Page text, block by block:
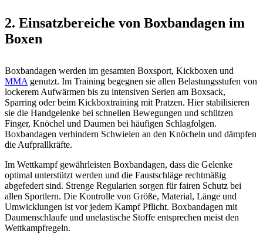
2. Einsatzbereiche von Boxbandagen im
Boxen
Boxbandagen werden im gesamten Boxsport, Kickboxen und
MMA genutzt. Im Training begegnen sie allen Belastungsstufen von
lockerem Aufwärmen bis zu intensiven Serien am Boxsack,
Sparring oder beim Kickboxtraining mit Pratzen. Hier stabilisieren
sie die Handgelenke bei schnellen Bewegungen und schützen
Finger, Knöchel und Daumen bei häufigen Schlagfolgen.
Boxbandagen verhindern Schwielen an den Knöcheln und dämpfen
die Aufprallkräfte.
Im Wettkampf gewährleisten Boxbandagen, dass die Gelenke
optimal unterstützt werden und die Faustschläge rechtmäßig
abgefedert sind. Strenge Regularien sorgen für fairen Schutz bei
allen Sportlern. Die Kontrolle von Größe, Material, Länge und
Umwicklungen ist vor jedem Kampf Pflicht. Boxbandagen mit
Daumenschlaufe und unelastische Stoffe entsprechen meist den
Wettkampfregeln.